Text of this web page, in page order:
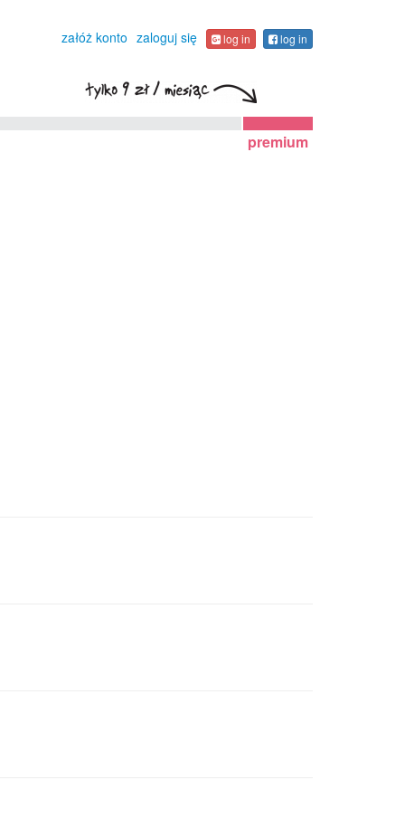
załóż konto zaloguj się log in log in
premium